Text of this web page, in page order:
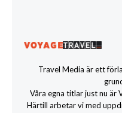
Travel Media är ett
Våra egna titlar just nu är
Härtill arbetar vi med